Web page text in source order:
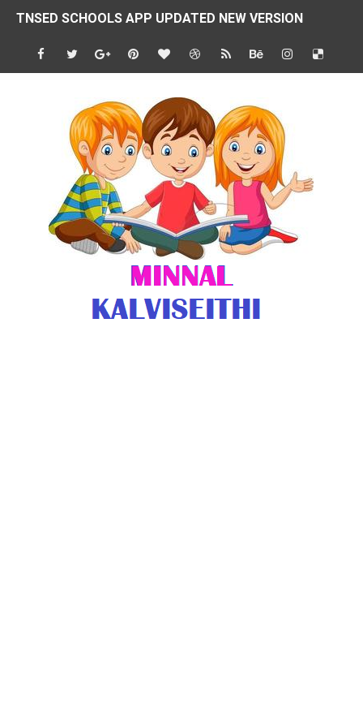
1,2,3 ஆம் வகுப்பிற்கான 3 ஆம் பருவ ( 2024 - 2025 )
1 முதல் 5 ஆம் வகுப்பு இரண்டாம் பருவத் தொகுத்தறி
பள்ளிக்கல்வித்துறை - அனைத்து வகை ஆசிரியர் மற்றும்
மணற்கேணி செயலி பயன்பாடு- SMC கூட்டங்கள் -
TNPSC - முந்தைய ஆண்டு வினாக்கள் - ஊர்ப் பெயர்களின் மரூஉ
ஓட்டுநர் பணிக்கு விண்ணப்பங்கள் வரவேற்பு ( டிசம்பர் 25 )